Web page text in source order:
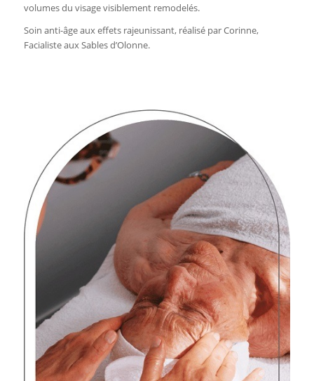
volumes du visage visiblement remodelés.
Soin anti-âge aux effets rajeunissant, réalisé par Corinne,
Facialiste aux Sables d’Olonne.